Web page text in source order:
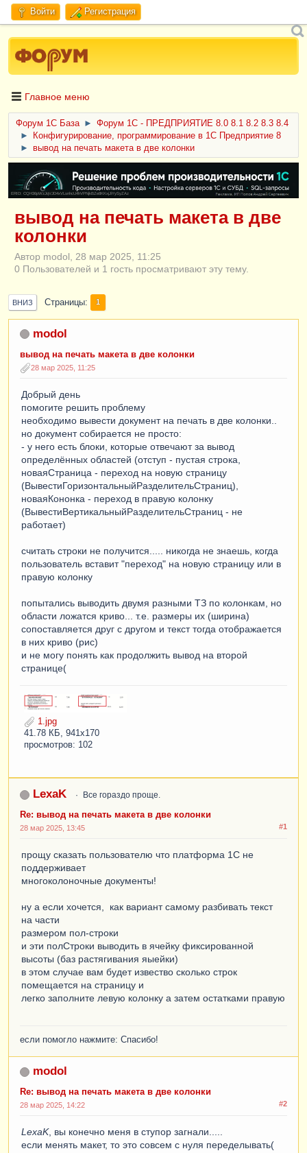
Войти Регистрация
Главное меню
Форум 1C База ►
Форум 1С - ПРЕДПРИЯТИЕ 8.0 8.1 8.2 8.3 8.4
►
Конфигурирование, программирование в 1С Предприятие 8
►
вывод на печать макета в две колонки
ERID: CQH36pWzJqVJD4xVLsnhcU4hVPNjkBZe8KKxjJiYySyZAz
вывод на печать макета в две
колонки
Автор modol, 28 мар 2025, 11:25
0 Пользователей и 1 гость просматривают эту тему.
ВНИЗ Страницы 1
modol
вывод на печать макета в две колонки
28 мар 2025, 11:25
Добрый день
помогите решить проблему
необходимо вывести документ на печать в две колонки..
но документ собирается не просто:
- у него есть блоки, которые отвечают за вывод
определённых областей (отступ - пустая строка,
новаяСтраница - переход на новую страницу
(ВывестиГоризонтальныйРазделительСтраниц),
новаяКононка - переход в правую колонку
(ВывестиВертикальныйРазделительСтраниц - не
работает)
считать строки не получится..... никогда не знаешь, когда
пользователь вставит "переход" на новую страницу или в
правую колонку
попытались выводить двумя разными ТЗ по колонкам, но
области ложатся криво... т.е. размеры их (ширина)
сопоставляется друг с другом и текст тогда отображается
в них криво (рис)
и не могу понять как продолжить вывод на второй
странице(
1.jpg
41.78 КБ, 941x170
просмотров: 102
LexaK Все гораздо проще.
Re: вывод на печать макета в две колонки
#1
28 мар 2025, 13:45
прощу сказать пользователю что платформа 1С не
поддерживает
многоколоночные документы!
ну а если хочется, как вариант самому разбивать текст
на части
размером пол-строки
и эти полСтроки выводить в ячейку фиксированной
высоты (баз растягивания яыейки)
в этом случае вам будет извество сколько строк
помещается на страницу и
легко заполните левую колонку а затем остатками правую
если помогло нажмите: Спасибо!
modol
Re: вывод на печать макета в две колонки
#2
28 мар 2025, 14:22
LexaK, вы конечно меня в ступор загнали.....
если менять макет, то это совсем с нуля переделывать(